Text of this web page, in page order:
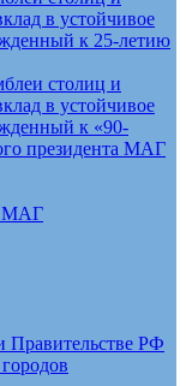
в устойчивое
к 25-летию
столиц и
в устойчивое
к «90-
президента МАГ
МАГ
Правительстве РФ